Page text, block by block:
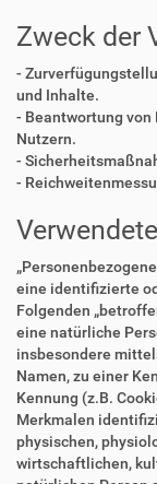
Zweck der
-
und Inhalte.
- Beantwortung
Nutzern.
-
-
eine identifizierte
Folgenden
eine natürliche
insbesondere
Namen, zu einer
Kennung (z.B.
Merkmalen
physischen,
wirtschaftlichen,